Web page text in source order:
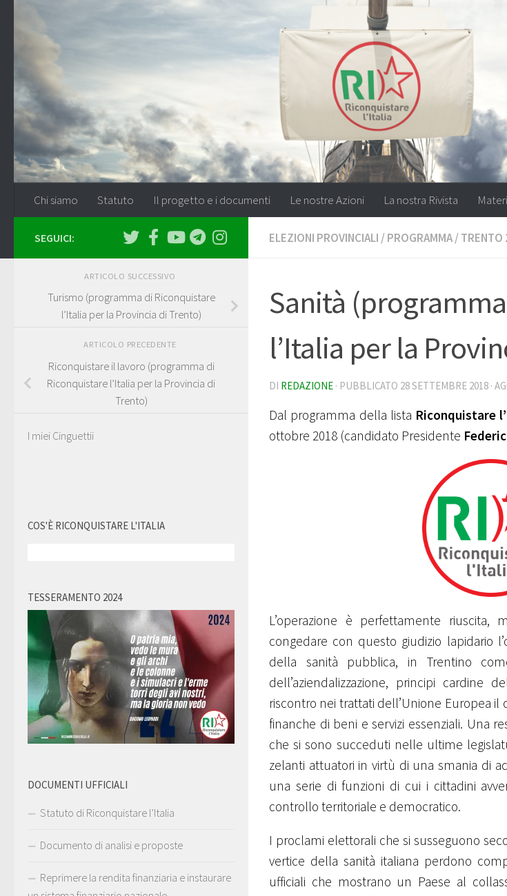
Salta al contenuto
Chi siamo Statuto Il progetto e i documenti Le nostre Azioni La nostra Rivista
ELEZIONI PROVINCIALI /PROGRAMMA/TRENTO
Sanità
l’Italia per la
DI REDAZIONE · PUBBLICATO 28 SETTEMBRE 2018 ·
Dal programma della lista Riconquistare
ottobre 2018 (candidato Presidente
L’operazione è perfettamente
congedare con questo giudizio lapidario
della sanità pubblica, in Trentino
dell’aziendalizzazione, principi cardine
riscontro nei trattati dell’Unione Europea il
finanche di beni e servizi essenziali. Una
che si sono succeduti nelle ultime
zelanti attuatori in virtù di una smania di
una serie di funzioni di cui i cittadini
controllo territoriale e democratico.
I proclami elettorali che si susseguono
vertice della sanità italiana perdono
ufficiali che mostrano un Paese al
SEGUICI:
ARTICOLO SUCCESSIVO
Turismo (programma di Riconquistare
l’Italia per la Provincia di Trento)
ARTICOLO PRECEDENTE
Riconquistare il lavoro (programma di
Riconquistare l’Italia per la Provincia di
Trento)
I miei Cinguettii
COS'È RICONQUISTARE L'ITALIA
TESSERAMENTO 2024
DOCUMENTI UFFICIALI
Statuto di Riconquistare l’Italia
Documento di analisi e proposte
Reprimere la rendita finanziaria e instaurare